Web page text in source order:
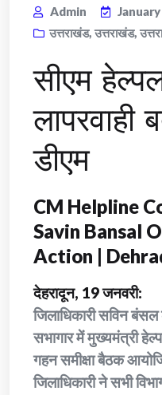
Admin
उत्तराखंड, उत्तराखंड,
सीएम
लापरवाही
डीएम
CM Helpline
Savin Bansal
Action |
देहरादून, 19 जनवरी:
जिलाधिकारी सविन
सभागार में मुख्यमंत्री
गहन समीक्षा बैठक
जिलाधिकारी ने सभी